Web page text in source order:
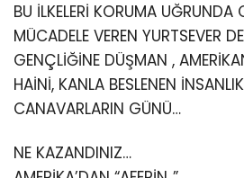
BU İLKELERİ KORUMA
MÜCADELE VEREN YURTSEVER
GENÇLİĞİNE DÜŞMAN ,
HAİNİ, KANLA BESLENEN
CANAVARLARIN GÜNÜ…
NE KAZANDINIZ…